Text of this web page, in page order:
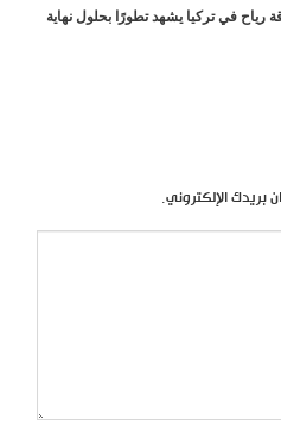
رياح في تركيا يشهد تطورًا بحلول نهاية
بريدك الإلكتروني.